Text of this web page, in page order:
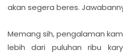
akan segera beres.
Memang sih, pengalaman
lebih dari puluhan ribu